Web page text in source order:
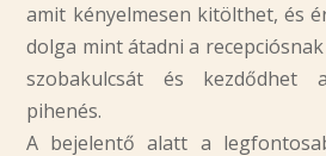
amit kényelmesen kitölthet, és
dolga mint átadni a
szobakulcsát és kezdődhet
pihenés.
A bejelentő alatt a